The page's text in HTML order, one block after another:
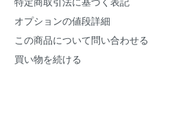
オプションの値段詳細
この商品について問い合わせる
買い物を続ける